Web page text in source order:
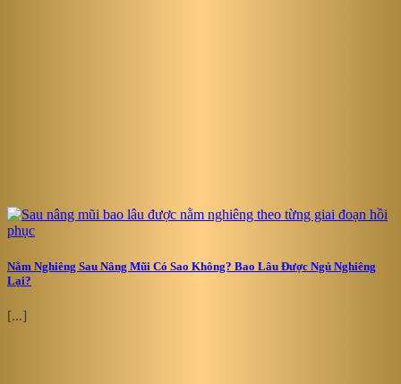
Nằm Nghiêng Sau Nâng Mũi Có Sao Không? Bao Lâu Được Ngủ Nghiêng
Lại?
[...]